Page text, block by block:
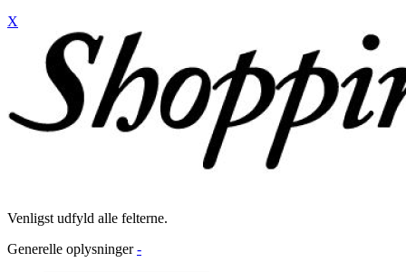
X
Venligst udfyld alle felterne.
Generelle oplysninger -